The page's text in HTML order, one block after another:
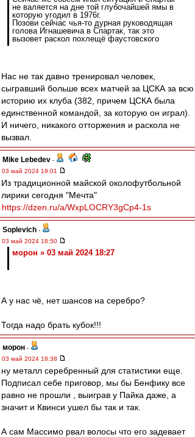
не валяется на дне той глубочайшей ямы в
которую угодил в 1976г.
Позови сейчас чья-то дурная руководящая
голова Игнашевича в Спартак, так это
вызовет раскол похлещё фаустовского
Нас не так давно тренировал человек,
сыгравший больше всех матчей за ЦСКА за всю
историю их клуба (382, причем ЦСКА была
единственной командой, за которую он играл).
И ничего, никакого отторжения и раскола не
вызвал.
Mike Lebedev -
03 май 2024 19:01
Из традиционной майской околофутбольной
лирики сегодня "Мечта"
https://dzen.ru/a/WxpLOCRY3gCp4-1s
Soplevich -
03 май 2024 18:50
морон » 03 май 2024 18:27
А у нас чё, нет шансов на серебро?
Тогда надо брать кубок!!!
морон -
03 май 2024 18:38
ну металл серебренный для статистики еще.
Подписал себе приговор, мы бы Бенфику все
равно не прошли , выиграв у Пайка даже, а
значит и Квинси ушел бы так и так.
А сам Массимо рвал волосы что его задевает